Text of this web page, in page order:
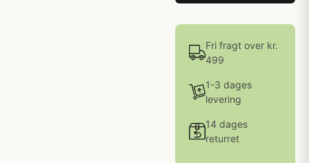
Fri fragt over kr.
499
1-3 dages
levering
14 dages
returret